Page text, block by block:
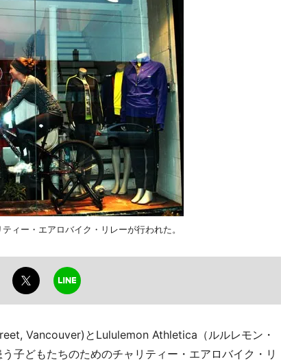
ィー・エアロバイク・リレーが行われた。
Vancouver)とLululemon Athletica（ルルレモン・
子どもたちのためのチャリティー・エアロバイク・リ